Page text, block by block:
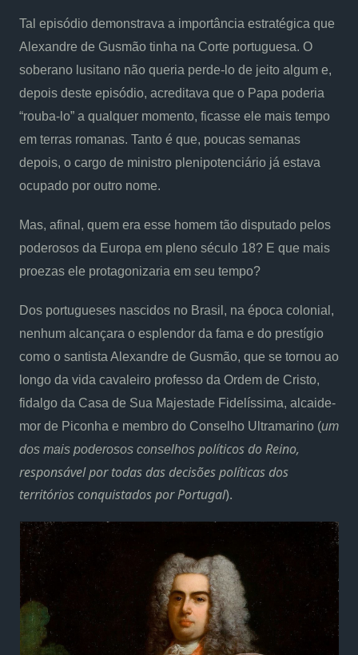
Tal episódio demonstrava a importância estratégica que
Alexandre de Gusmão tinha na Corte portuguesa. O
soberano lusitano não queria perde-lo de jeito algum e,
depois deste episódio, acreditava que o Papa poderia
“rouba-lo” a qualquer momento, ficasse ele mais tempo
em terras romanas. Tanto é que, poucas semanas
depois, o cargo de ministro plenipotenciário já estava
ocupado por outro nome.
Mas, afinal, quem era esse homem tão disputado pelos
poderosos da Europa em pleno século 18? E que mais
proezas ele protagonizaria em seu tempo?
Dos portugueses nascidos no Brasil, na época colonial,
nenhum alcançara o esplendor da fama e do prestígio
como o santista Alexandre de Gusmão, que se tornou ao
longo da vida cavaleiro professo da Ordem de Cristo,
fidalgo da Casa de Sua Majestade Fidelíssima, alcaide-
mor de Piconha e membro do Conselho Ultramarino (um
dos mais poderosos conselhos políticos do Reino,
responsável por todas das decisões políticas dos
territórios conquistados por Portugal).